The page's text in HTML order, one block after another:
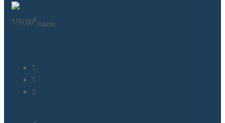
199,00€
/Nacht
1
1
2